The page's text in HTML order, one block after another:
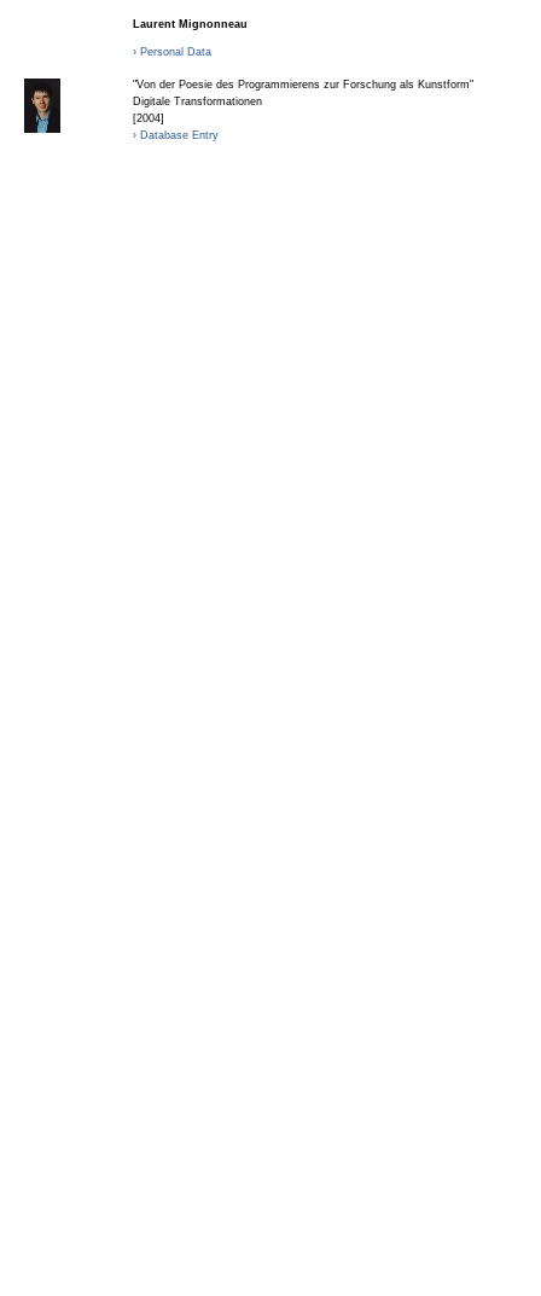
Laurent Mignonneau
› Personal Data
"Von der Poesie des Programmierens zur Forschung als Kunstform"
Digitale Transformationen
[2004]
› Database Entry